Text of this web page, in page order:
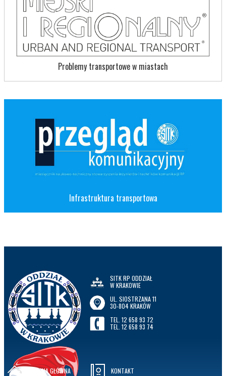
Problemy transportowe w miastach
Infrastruktura transportowa
SITK RP ODDZIAŁ
W KRAKOWIE
UL. SIOSTRZANA 11
30-804 KRAKÓW
TEL. 12 658 93 72
TEL. 12 658 93 74
STRONA GŁÓWNA KONTAKT